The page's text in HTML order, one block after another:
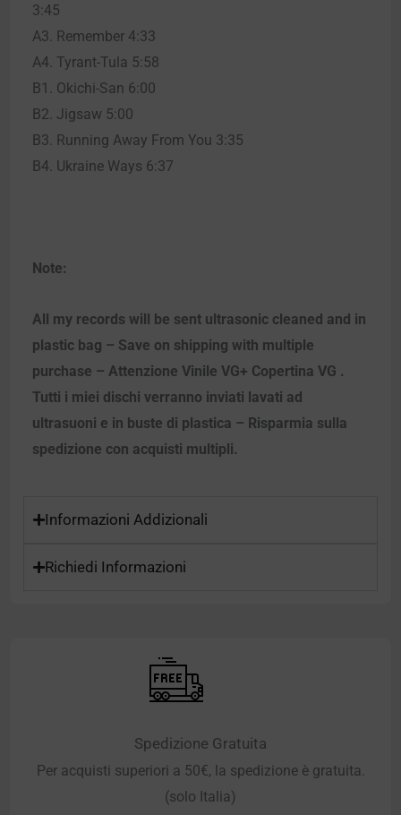
3:45
A3. Remember 4:33
A4. Tyrant-Tula 5:58
B1. Okichi-San 6:00
B2. Jigsaw 5:00
B3. Running Away From You 3:35
B4. Ukraine Ways 6:37
Note:
All my records will be sent ultrasonic cleaned and in
plastic bag – Save on shipping with multiple
purchase – Attenzione Vinile VG+ Copertina VG .
Tutti i miei dischi verranno inviati lavati ad
ultrasuoni e in buste di plastica – Risparmia sulla
spedizione con acquisti multipli.
Informazioni Addizionali
Richiedi Informazioni
Spedizione Gratuita
Per acquisti superiori a 50€, la spedizione è gratuita.
(solo Italia)